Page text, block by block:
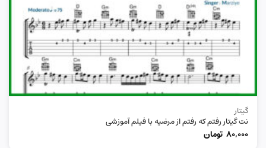
گیتار
نت گیتار رفتم که رفتم از مرضیه با فیلم آموزشی
80,000 تومان